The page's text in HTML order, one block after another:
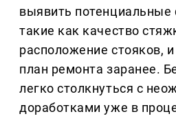
выявить потенциальные
такие как качество
расположение стояков,
план ремонта заранее.
легко столкнуться с
доработками уже в